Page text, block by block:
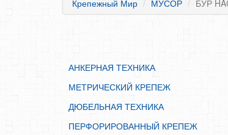
САМОРЕЗЫ, ШУРУПЫ
ЗАКЛЕПКИ
ХОМУТЫ, СКОБЫ
ВЕРЕВКИ, КАНАТЫ,ПРОВОЛОКА
КЛЕИ, ПЕНЫ, ГЕРМЕТИКИ, ОЧИСТИТЕЛЬ
Крепежный Мир МУСОР БУР
АНКЕРНАЯ ТЕХНИКА
МЕТРИЧЕСКИЙ КРЕПЕЖ
ДЮБЕЛЬНАЯ ТЕХНИКА
ПЕРФОРИРОВАННЫЙ КРЕПЕЖ